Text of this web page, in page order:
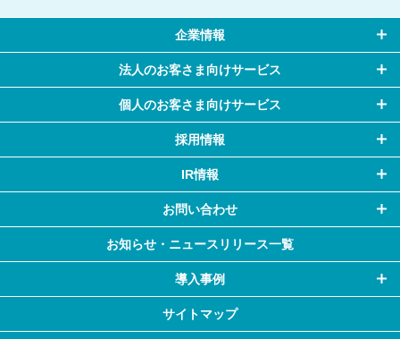
企業情報
法人のお客さま向けサービス
個人のお客さま向けサービス
採用情報
IR情報
お問い合わせ
お知らせ・ ニュースリリース一覧
導入事例
サイトマップ